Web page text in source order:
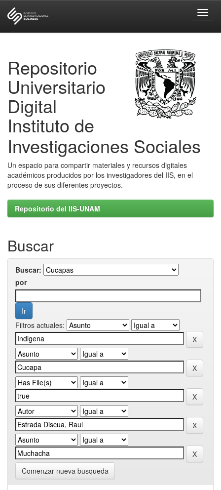
Repositorio
Universitario
Digital
Instituto de
Investigaciones Sociales
Un espacio para compartir materiales y recursos digitales
académicos producidos por los investigadores del IIS, en el
proceso de sus diferentes proyectos.
Repositorio del IIS-UNAM
Buscar
Buscar:
por
Filtros actuales:
Comenzar nueva busqueda